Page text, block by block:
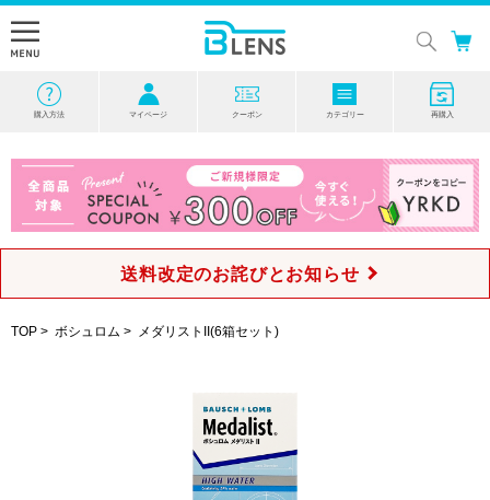
購入方法 マイページ クーポン カテゴリー 再購入
送料改定のお詫びとお知らせ
TOP > ボシュロム > メダリストII(6箱セット)